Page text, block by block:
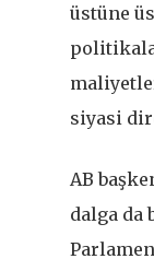
üstüne
siyasi
AB
dalga da